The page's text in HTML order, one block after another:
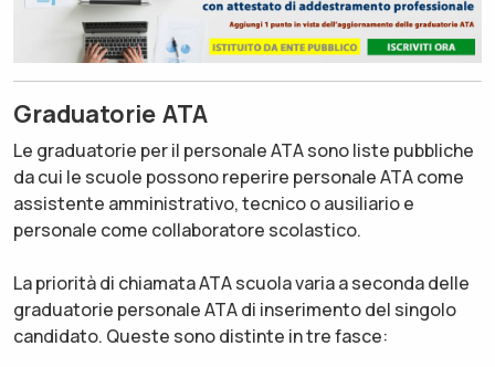
Graduatorie ATA
Le graduatorie per il personale ATA sono liste pubbliche
da cui le scuole possono reperire personale ATA come
assistente amministrativo, tecnico o ausiliario e
personale come collaboratore scolastico.
La priorità di chiamata ATA scuola varia a seconda delle
graduatorie personale ATA di inserimento del singolo
candidato. Queste sono distinte in tre fasce: